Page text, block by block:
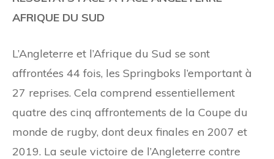
AFRIQUE DU SUD
L’Angleterre et l’Afrique du Sud se sont
affrontées 44 fois, les Springboks l’emportant à
27 reprises. Cela comprend essentiellement
quatre des cinq affrontements de la Coupe du
monde de rugby, dont deux finales en 2007 et
2019. La seule victoire de l’Angleterre contre